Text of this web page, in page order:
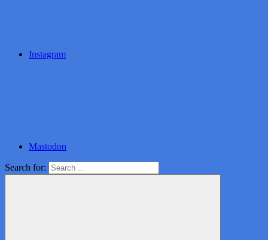
Instagram
Mastodon
Search for: